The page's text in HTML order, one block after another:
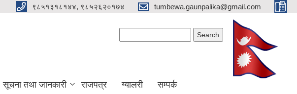
९८५१३१८१४४, ९८५२६२०१७४ tumbewa.gaunpalika@gmail.com
सूचना तथा जानकारी राजपत्र ग्यालरी सम्पर्क